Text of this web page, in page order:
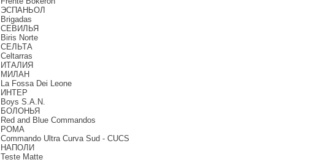
ЭСПАНЬОЛ
Brigadas
СЕВИЛЬЯ
Biris Norte
СЕЛЬТА
Celtarras
ИТАЛИЯ
МИЛАН
La Fossa Dei Leone
ИНТЕР
Boys S.A.N.
БОЛОНЬЯ
Red and Blue Commandos
РОМА
Commando Ultra Curva Sud - CUCS
НАПОЛИ
Teste Matte